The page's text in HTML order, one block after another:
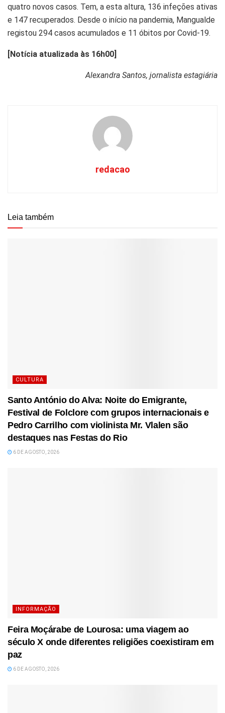
quatro novos casos. Tem, a esta altura, 136 infeções ativas
e 147 recuperados. Desde o início na pandemia, Mangualde
registou 294 casos acumulados e 11 óbitos por Covid-19.
[Notícia atualizada às 16h00]
Alexandra Santos, jornalista estagiária
redacao
Leia também
CULTURA
Santo António do Alva: Noite do Emigrante,
Festival de Folclore com grupos internacionais e
Pedro Carrilho com violinista Mr. Vlalen são
destaques nas Festas do Rio
6 DE AGOSTO, 2026
INFORMAÇÃO
Feira Moçárabe de Lourosa: uma viagem ao
século X onde diferentes religiões coexistiram em
paz
6 DE AGOSTO, 2026